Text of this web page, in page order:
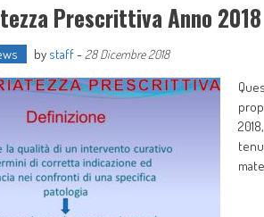
Prescrittiva Anno 2018
by staff- 28 Dicembre 2018